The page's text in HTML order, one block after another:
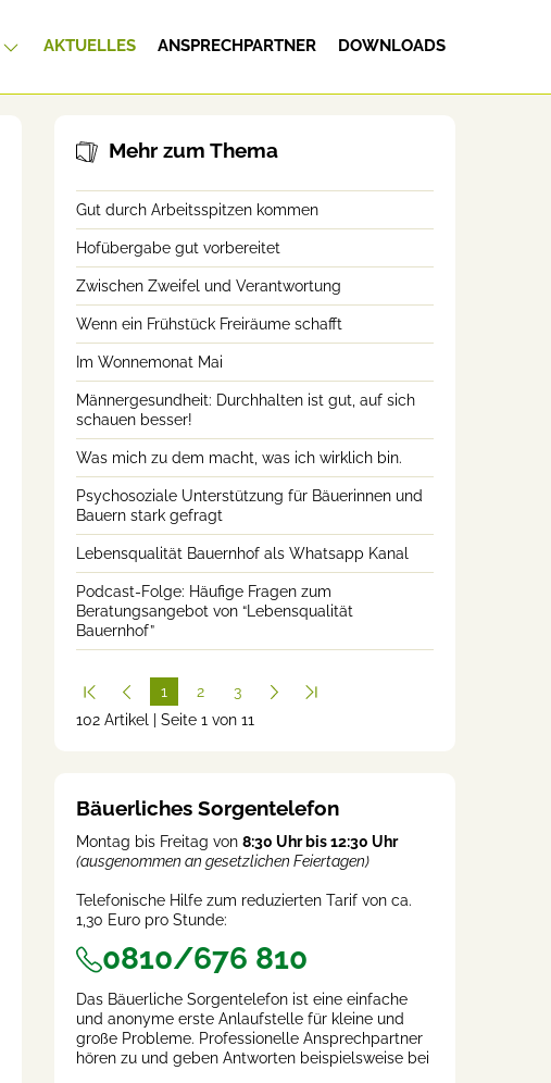
AKTUELLES ANSPRECHPARTNER DOWNLOADS
Mehr zum Thema
Gut durch Arbeitsspitzen kommen
Hofübergabe gut vorbereitet
Zwischen Zweifel und Verantwortung
Wenn ein Frühstück Freiräume schafft
Im Wonnemonat Mai
Männergesundheit: Durchhalten ist gut, auf sich
schauen besser!
Was mich zu dem macht, was ich wirklich bin.
Psychosoziale Unterstützung für Bäuerinnen und
Bauern stark gefragt
Lebensqualität Bauernhof als Whatsapp Kanal
Podcast-Folge: Häufige Fragen zum
Beratungsangebot von “Lebensqualität
Bauernhof”
1
(cur
2
3
102 Artikel | Seite 1 von 11
Bäuerliches Sorgentelefon
Montag bis Freitag von 8:30 Uhr bis 12:30 Uhr
(ausgenommen an gesetzlichen Feiertagen)
Telefonische Hilfe zum reduzierten Tarif von ca.
1,30 Euro pro Stunde:
0810/676 810
Das Bäuerliche Sorgentelefon ist eine einfache
und anonyme erste Anlaufstelle für kleine und
große Probleme. Professionelle Ansprechpartner
hören zu und geben Antworten beispielsweise bei